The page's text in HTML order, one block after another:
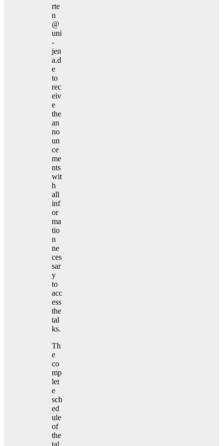
rte
n
@
uni
-
jen
a.d
e
to
rec
eiv
e
the
an
no
un
ce
me
nts
wit
h
all
inf
or
ma
tio
n
ne
ces
sar
y
to
acc
ess
the
tal
ks.
Th
e
co
mp
let
e
sch
ed
ule
of
the
tal